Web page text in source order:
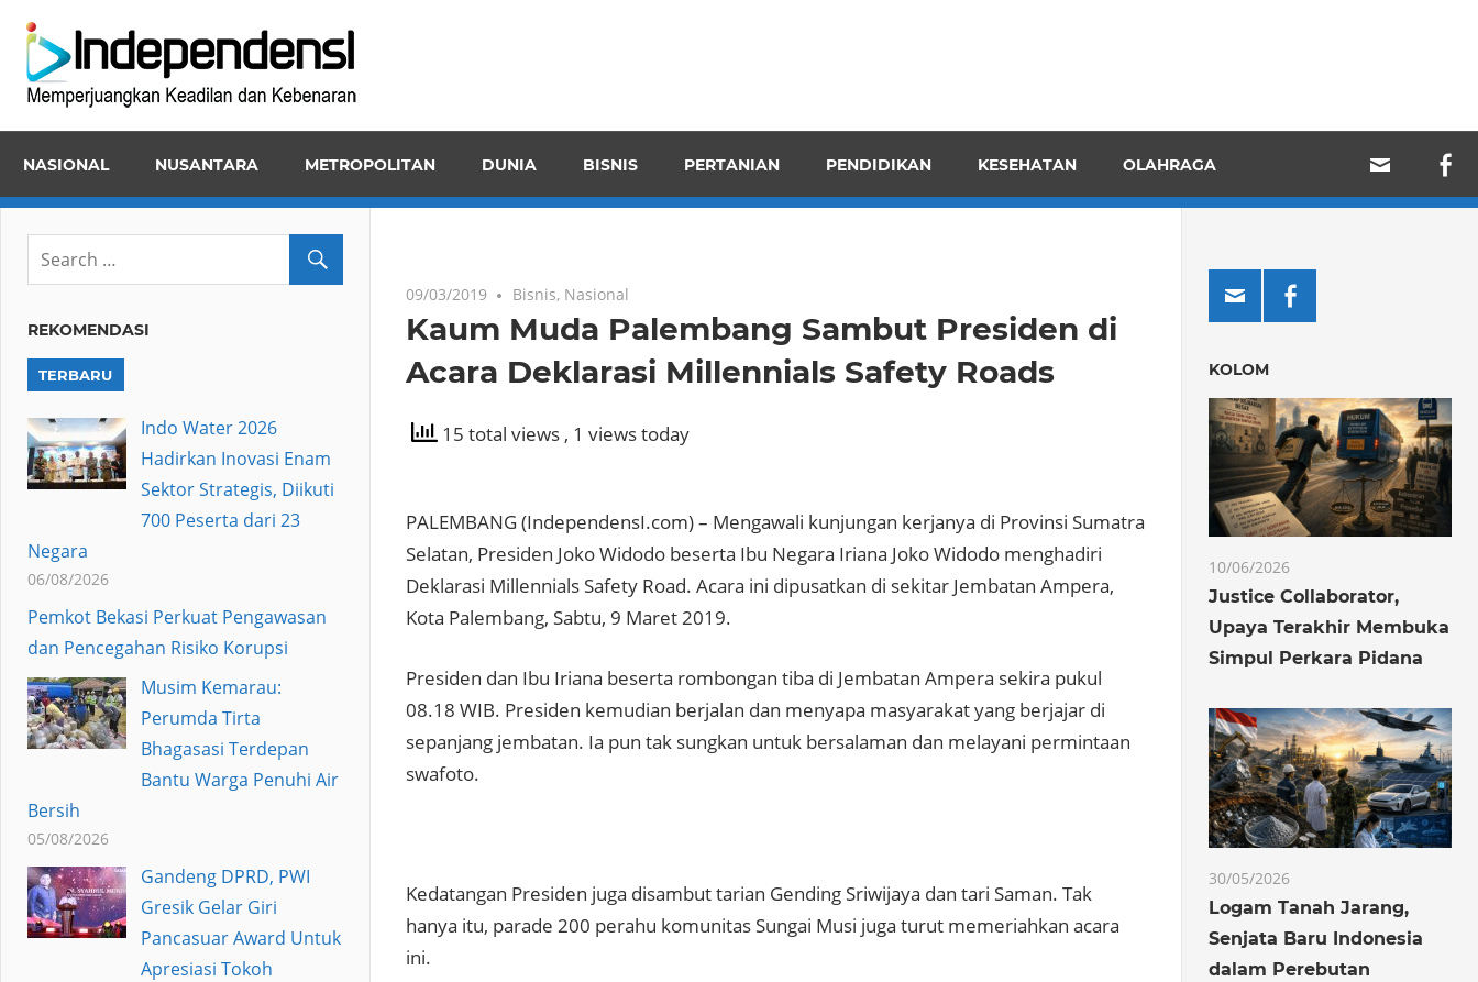
content
dan
NASIONAL NUSANTARA METROPOLITAN DUNIA BISNIS PERTANIAN PENDIDIKAN KESEHATAN OLAHRAGA
09/03/2019 Bisnis, Nasional
Kaum Muda Palembang Sambut Presiden di
Acara Deklarasi Millennials Safety Roads
15 total views , 1 views today
PALEMBANG (IndependensI.com) – Mengawali kunjungan kerjanya di Provinsi Sumatra
Selatan, Presiden Joko Widodo beserta Ibu Negara Iriana Joko Widodo menghadiri
Deklarasi Millennials Safety Road. Acara ini dipusatkan di sekitar Jembatan Ampera,
Kota Palembang, Sabtu, 9 Maret 2019.
Presiden dan Ibu Iriana beserta rombongan tiba di Jembatan Ampera sekira pukul
08.18 WIB. Presiden kemudian berjalan dan menyapa masyarakat yang berjajar di
sepanjang jembatan. Ia pun tak sungkan untuk bersalaman dan melayani permintaan
swafoto.
Kedatangan Presiden juga disambut tarian Gending Sriwijaya dan tari Saman. Tak
hanya itu, parade 200 perahu komunitas Sungai Musi juga turut memeriahkan acara
ini.
REKOMENDASI
TERBARU
Indo Water 2026
Hadirkan Inovasi Enam
Sektor Strategis, Diikuti
700 Peserta dari 23
Negara
06/08/2026
Pemkot Bekasi Perkuat Pengawasan
dan Pencegahan Risiko Korupsi
Musim Kemarau:
Perumda Tirta
Bhagasasi Terdepan
Bantu Warga Penuhi Air
Bersih
05/08/2026
Gandeng DPRD, PWI
Gresik Gelar Giri
Pancasuar Award Untuk
Apresiasi Tokoh
KOLOM
10/06/2026
Justice Collaborator,
Upaya Terakhir Membuka
Simpul Perkara Pidana
30/05/2026
Logam Tanah Jarang,
Senjata Baru Indonesia
dalam Perebutan